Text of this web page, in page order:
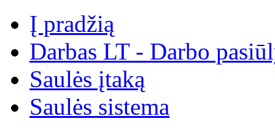
Į pradžią
Darbas LT - Darbo
Saulės įtaką
Saulės sistema